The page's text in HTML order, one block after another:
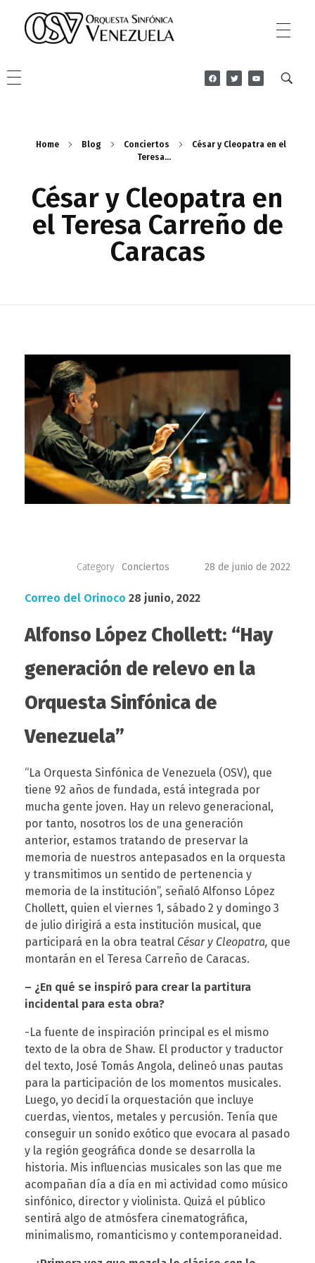
Home Blog Conciertos
César y Cleopatra en el
Teresa...
César y Cleopatra en
el Teresa Carreño de
Caracas
é
s
a
r
C
l
e
o
p
a
t
r
a
e
n
e
28 de junio de 2022
Conciertos
Correo del Orinoco 28 junio, 2022
Alfonso López Chollett: “Hay
generación de relevo en la
Orquesta Sinfónica de
Venezuela”
“La Orquesta Sinfónica de Venezuela (OSV), que
tiene 92 años de fundada, está integrada por
mucha gente joven. Hay un relevo generacional,
por tanto, nosotros los de una generación
anterior, estamos tratando de preservar la
memoria de nuestros antepasados en la orquesta
y transmitimos un sentido de pertenencia y
memoria de la institución”, señaló Alfonso López
Chollett, quien el viernes 1, sábado 2 y domingo 3
de julio dirigirá a esta institución musical, que
participará en la obra teatral César y Cleopatra, que
montarán en el Teresa Carreño de Caracas.
– ¿En qué se inspiró para crear la partitura
incidental para esta obra?
-La fuente de inspiración principal es el mismo
texto de la obra de Shaw. El productor y traductor
del texto, José Tomás Angola, delineó unas pautas
para la participación de los momentos musicales.
Luego, yo decidí la orquestación que incluye
cuerdas, vientos, metales y percusión. Tenía que
conseguir un sonido exótico que evocara al pasado
y la región geográfica donde se desarrolla la
historia. Mis influencias musicales son las que me
acompañan día a día en mi actividad como músico
sinfónico, director y violinista. Quizá el público
sentirá algo de atmósfera cinematográfica,
minimalismo, romanticismo y contemporaneidad.